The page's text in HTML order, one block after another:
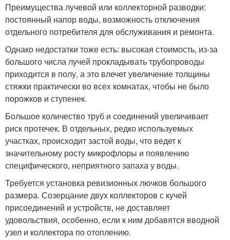
Преимущества лучевой или коллекторной разводки:
постоянный напор воды, возможность отключения
отдельного потребителя для обслуживания и ремонта.
Однако недостатки тоже есть: высокая стоимость, из-за
большого числа лучей прокладывать трубопроводы
приходится в полу, а это влечет увеличение толщины
стяжки практически во всех комнатах, чтобы не было
порожков и ступенек.
Большое количество труб и соединений увеличивает
риск протечек. В отдельных, редко используемых
участках, происходит застой воды, что ведет к
значительному росту микрофлоры и появлению
специфического, неприятного запаха у воды.
Требуется установка ревизионных лючков большого
размера. Созерцание двух коллекторов с кучей
присоединений и устройств, не доставляет
удовольствия, особенно, если к ним добавятся вводной
узел и коллектора по отоплению.